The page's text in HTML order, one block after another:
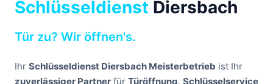
Schlüsseldienst Diersbach
Tür zu? Wir öffnen's.
Ihr Schlüsseldienst Diersbach Meisterbetrieb ist Ihr
zuverlässiger Partner für Türöffnung, Schlüsselservice